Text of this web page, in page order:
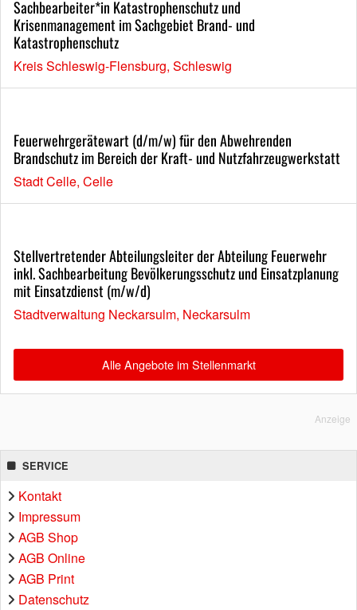
Sachbearbeiter*in Katastrophenschutz und
Krisenmanagement im Sachgebiet Brand- und
Katastrophenschutz
Kreis Schleswig-Flensburg, Schleswig
Feuerwehrgerätewart (d/m/w) für den Abwehrenden
Brandschutz im Bereich der Kraft- und Nutzfahrzeugwerkstatt
Stadt Celle, Celle
Stellvertretender Abteilungsleiter der Abteilung Feuerwehr
inkl. Sachbearbeitung Bevölkerungsschutz und Einsatzplanung
mit Einsatzdienst (m/w/d)
Stadtverwaltung Neckarsulm, Neckarsulm
Alle Angebote im Stellenmarkt
Anzeige
SERVICE
Kontakt
Impressum
AGB Shop
AGB Online
AGB Print
Datenschutz